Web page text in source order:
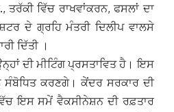
ਵਿੱਚ ਰਾਖਵਾਂਕਰਨ, ਫਸਲਾਂ ਦਾ
ਦੇ ਗ੍ਰਹਿ ਮੰਤਰੀ ਦਿਲੀਪ ਵਾਲਸੇ
ਦਿੱਤੀ ।
ਦੀ ਮੀਟਿੰਗ ਪ੍ਰਸਤਾਵਿਤ ਹੈ। ਇਸ
ਕਰਣਗੇ। ਕੇਂਦਰ ਸਰਕਾਰ ਦੀ
ਇਸ ਸਮੇਂ ਵੈਕਸੀਨੇਸ਼ਨ ਦੀ ਰਫ਼ਤਾਰ